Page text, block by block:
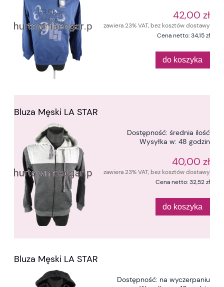
42,00 zł
zawiera 23% VAT, bez kosztów dostawy
Cena netto:34,15 zł
do koszyka
Bluza Męski LA STAR
Dostępność: średnia ilość
Wysyłka w: 48 godzin
40,00 zł
zawiera 23% VAT, bez kosztów dostawy
Cena netto:32,52 zł
do koszyka
Bluza Męski LA STAR
Dostępność: na wyczerpaniu